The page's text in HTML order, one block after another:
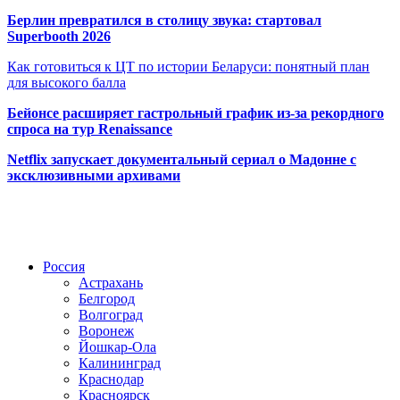
Берлин превратился в столицу звука: стартовал
Superbooth 2026
Как готовиться к ЦТ по истории Беларуси: понятный план
для высокого балла
Бейонсе расширяет гастрольный график из-за рекордного
спроса на тур Renaissance
Netflix запускает документальный сериал о Мадонне с
эксклюзивными архивами
Россия
Астрахань
Белгород
Волгоград
Воронеж
Йошкар-Ола
Калининград
Краснодар
Красноярск